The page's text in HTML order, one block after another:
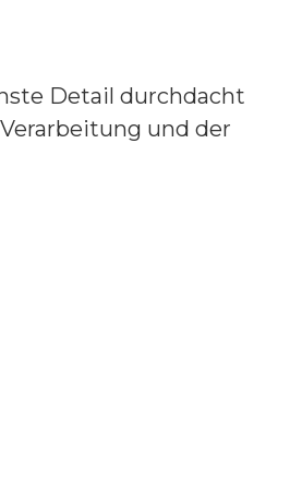
Detail durchdacht
und der